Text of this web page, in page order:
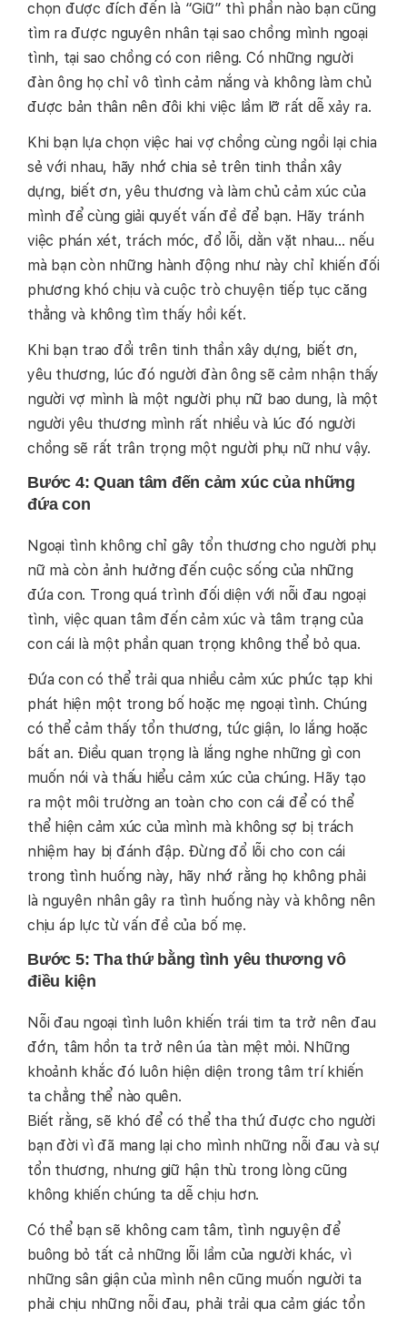
chọn được đích đến là “Giữ” thì phần nào bạn cũng
tìm ra được nguyên nhân tại sao chồng mình ngoại
tình, tại sao chồng có con riêng. Có những người
đàn ông họ chỉ vô tình cảm nắng và không làm chủ
được bản thân nên đôi khi việc lầm lỡ rất dễ xảy ra.
Khi bạn lựa chọn việc hai vợ chồng cùng ngồi lại chia
sẻ với nhau, hãy nhớ chia sẻ trên tinh thần xây
dựng, biết ơn, yêu thương và làm chủ cảm xúc của
mình để cùng giải quyết vấn đề để bạn. Hãy tránh
việc phán xét, trách móc, đổ lỗi, dằn vặt nhau… nếu
mà bạn còn những hành động như này chỉ khiến đối
phương khó chịu và cuộc trò chuyện tiếp tục căng
thẳng và không tìm thấy hồi kết.
Khi bạn trao đổi trên tinh thần xây dựng, biết ơn,
yêu thương, lúc đó người đàn ông sẽ cảm nhận thấy
người vợ mình là một người phụ nữ bao dung, là một
người yêu thương mình rất nhiều và lúc đó người
chồng sẽ rất trân trọng một người phụ nữ như vậy.
Bước 4: Quan tâm đến cảm xúc của những
đứa con
Ngoại tình không chỉ gây tổn thương cho người phụ
nữ mà còn ảnh hưởng đến cuộc sống của những
đứa con. Trong quá trình đối diện với nỗi đau ngoại
tình, việc quan tâm đến cảm xúc và tâm trạng của
con cái là một phần quan trọng không thể bỏ qua.
Đứa con có thể trải qua nhiều cảm xúc phức tạp khi
phát hiện một trong bố hoặc mẹ ngoại tình. Chúng
có thể cảm thấy tổn thương, tức giận, lo lắng hoặc
bất an. Điều quan trọng là lắng nghe những gì con
muốn nói và thấu hiểu cảm xúc của chúng. Hãy tạo
ra một môi trường an toàn cho con cái để có thể
thể hiện cảm xúc của mình mà không sợ bị trách
nhiệm hay bị đánh đập. Đừng đổ lỗi cho con cái
trong tình huống này, hãy nhớ rằng họ không phải
là nguyên nhân gây ra tình huống này và không nên
chịu áp lực từ vấn đề của bố mẹ.
Bước 5: Tha thứ bằng tình yêu thương vô
điều kiện
Nỗi đau ngoại tình luôn khiến trái tim ta trở nên đau
đớn, tâm hồn ta trở nên úa tàn mệt mỏi. Những
khoảnh khắc đó luôn hiện diện trong tâm trí khiến
ta chẳng thể nào quên.
Biết rằng, sẽ khó để có thể tha thứ được cho người
bạn đời vì đã mang lại cho mình những nỗi đau và sự
tổn thương, nhưng giữ hận thù trong lòng cũng
không khiến chúng ta dễ chịu hơn.
Có thể bạn sẽ không cam tâm, tình nguyện để
buông bỏ tất cả những lỗi lầm của người khác, vì
những sân giận của mình nên cũng muốn người ta
phải chịu những nỗi đau, phải trải qua cảm giác tổn